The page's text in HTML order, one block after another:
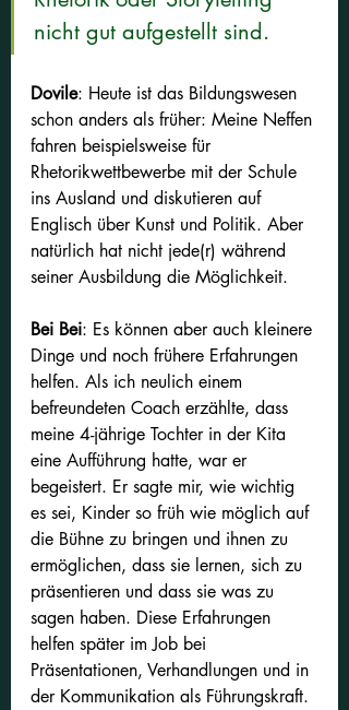
nicht gut aufgestellt sind.
Dovile: Heute ist das Bildungswesen
schon anders als früher: Meine Neffen
fahren beispielsweise für
Rhetorikwettbewerbe mit der Schule
ins Ausland und diskutieren auf
Englisch über Kunst und Politik. Aber
natürlich hat nicht jede(r) während
seiner Ausbildung die Möglichkeit.
Bei Bei: Es können aber auch kleinere
Dinge und noch frühere Erfahrungen
helfen. Als ich neulich einem
befreundeten Coach erzählte, dass
meine 4-jährige Tochter in der Kita
eine Aufführung hatte, war er
begeistert. Er sagte mir, wie wichtig
es sei, Kinder so früh wie möglich auf
die Bühne zu bringen und ihnen zu
ermöglichen, dass sie lernen, sich zu
präsentieren und dass sie was zu
sagen haben. Diese Erfahrungen
helfen später im Job bei
Präsentationen, Verhandlungen und in
der Kommunikation als Führungskraft.